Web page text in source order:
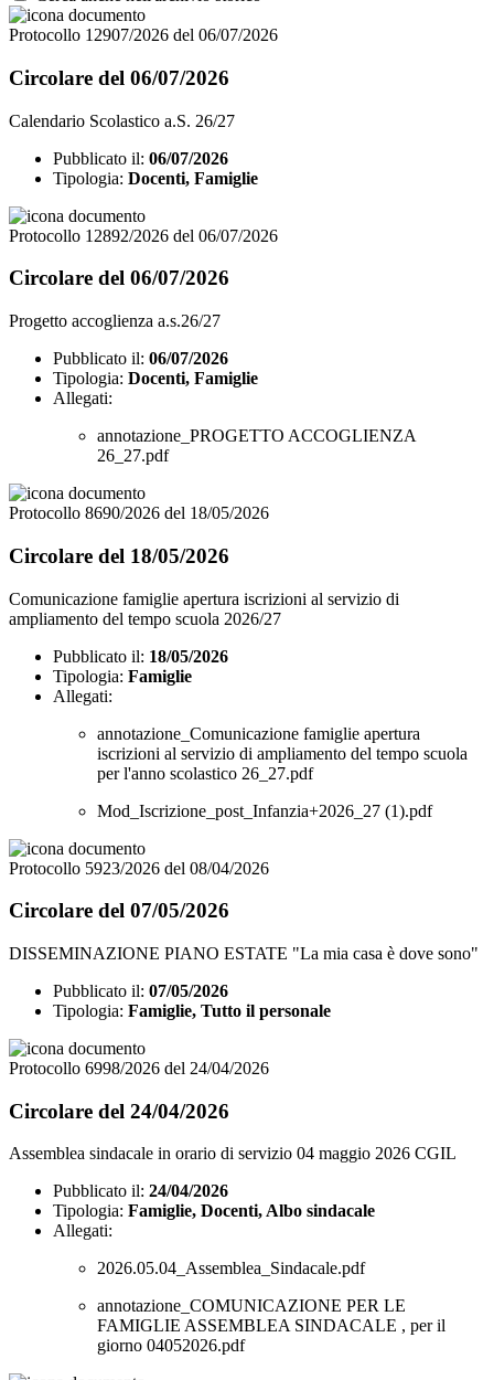
Protocollo 12907/2026 del 06/07/2026
Circolare del 06/07/2026
Calendario Scolastico a.S. 26/27
Pubblicato il: 06/07/2026
Tipologia: Docenti, Famiglie
Protocollo 12892/2026 del 06/07/2026
Circolare del 06/07/2026
Progetto accoglienza a.s.26/27
Pubblicato il: 06/07/2026
Tipologia: Docenti, Famiglie
Allegati:
annotazione_PROGETTO ACCOGLIENZA
26_27.pdf
Protocollo 8690/2026 del 18/05/2026
Circolare del 18/05/2026
Comunicazione famiglie apertura iscrizioni al servizio di
ampliamento del tempo scuola 2026/27
Pubblicato il: 18/05/2026
Tipologia: Famiglie
Allegati:
annotazione_Comunicazione famiglie apertura
iscrizioni al servizio di ampliamento del tempo scuola
per l'anno scolastico 26_27.pdf
Mod_Iscrizione_post_Infanzia+2026_27 (1).pdf
Protocollo 5923/2026 del 08/04/2026
Circolare del 07/05/2026
DISSEMINAZIONE PIANO ESTATE "La mia casa è dove sono"
Pubblicato il: 07/05/2026
Tipologia: Famiglie, Tutto il personale
Protocollo 6998/2026 del 24/04/2026
Circolare del 24/04/2026
Assemblea sindacale in orario di servizio 04 maggio 2026 CGIL
Pubblicato il: 24/04/2026
Tipologia: Famiglie, Docenti, Albo sindacale
Allegati:
2026.05.04_Assemblea_Sindacale.pdf
annotazione_COMUNICAZIONE PER LE
FAMIGLIE ASSEMBLEA SINDACALE , per il
giorno 04052026.pdf